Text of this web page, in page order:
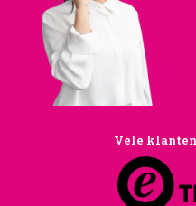
Vele